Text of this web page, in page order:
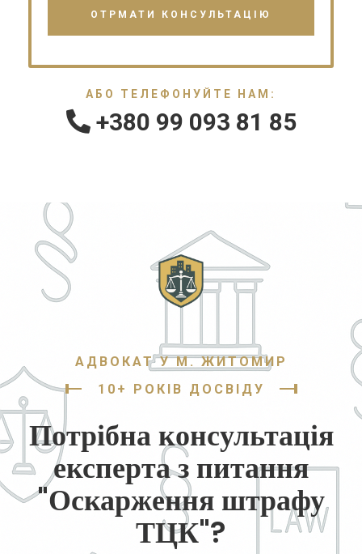
АБО ТЕЛЕФОНУЙТЕ НАМ:
+380 99 093 81 85
АДВОКАТ У М. ЖИТОМИР
10+ РОКІВ ДОСВІДУ
Потрібна консультація
експерта з питання
"Оскарження штрафу
ТЦК"?